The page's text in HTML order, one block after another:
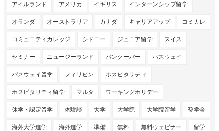
アイルランド アメリカ イギリス インターンシップ留学
オランダ オーストラリア カナダ キャリアアップ コミカレ
コミュニティカレッジ シドニー ジュニア留学 スイス
セミナー ニュージーランド バンクーバー パスウェイ
パスウェイ留学 フィリピン ホスピタリティ
ホスピタリティ留学 マルタ ワーキングホリデー
休学・認定留学 体験談 大学 大学院 大学院留学 奨学金
海外大学進学 海外進学 準備 無料 無料ウェビナー 留学